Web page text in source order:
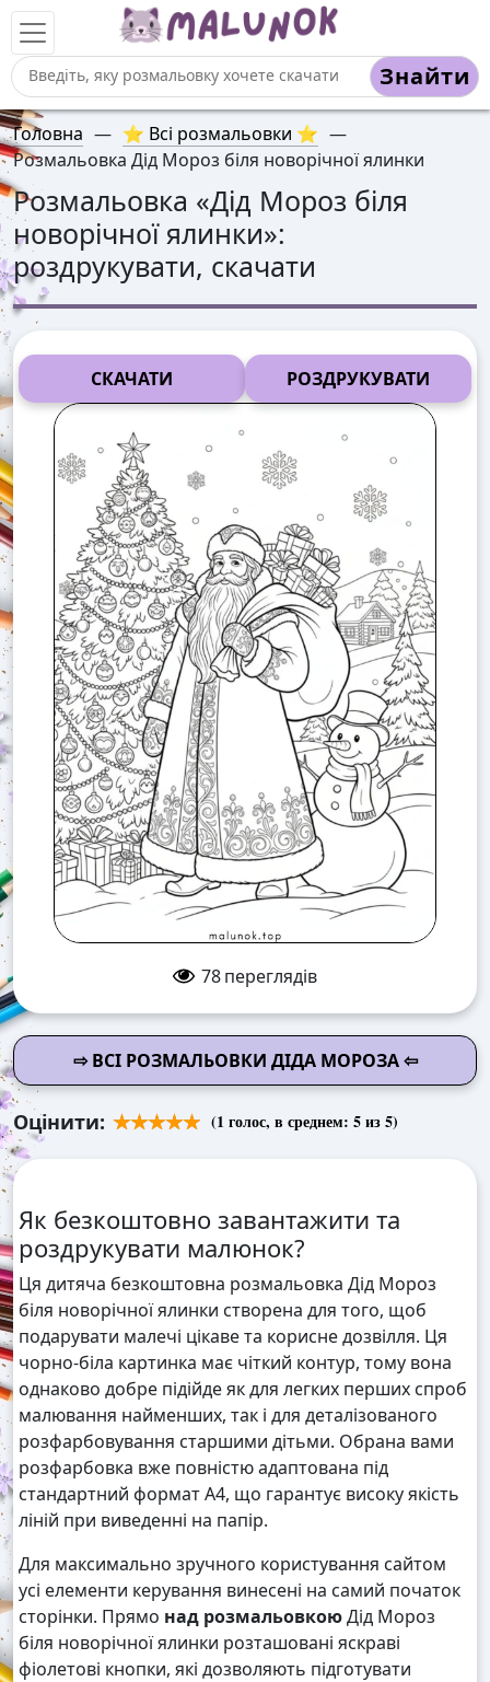
Знайти
Головна — ⭐ Всі розмальовки ⭐ —
Розмальовка Дід Мороз біля новорічної ялинки
Розмальовка «Дід Мороз біля
новорічної ялинки»:
роздрукувати, скачати
СКАЧАТИ РОЗДРУКУВАТИ
78переглядів
⇨ ВСІ РОЗМАЛЬОВКИ ДІДА МОРОЗА ⇦
Оцінити: (1 голос, в среднем: 5из 5)
Як безкоштовно завантажити та
роздрукувати малюнок?
Ця дитяча безкоштовна розмальовка Дід Мороз
біля новорічної ялинки створена для того, щоб
подарувати малечі цікаве та корисне дозвілля. Ця
чорно-біла картинка має чіткий контур, тому вона
однаково добре підійде як для легких перших спроб
малювання найменших, так і для деталізованого
розфарбовування старшими дітьми. Обрана вами
розфарбовка вже повністю адаптована під
стандартний формат А4, що гарантує високу якість
ліній при виведенні на папір.
Для максимально зручного користування сайтом
усі елементи керування винесені на самий початок
сторінки. Прямо над розмальовкоюДід Мороз
біля новорічної ялинки розташовані яскраві
фіолетові кнопки, які дозволяють підготувати